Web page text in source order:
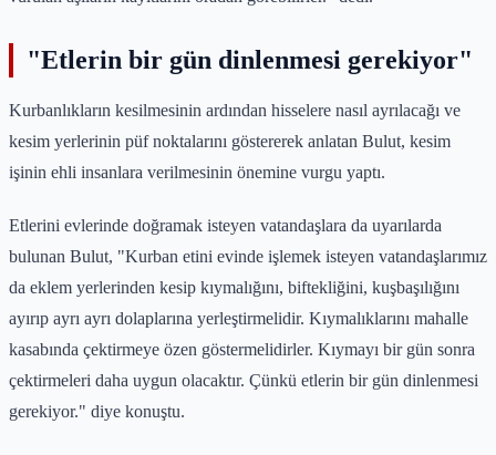
"Etlerin bir gün dinlenmesi gerekiyor"
Kurbanlıkların kesilmesinin ardından hisselere nasıl ayrılacağı ve
kesim yerlerinin püf noktalarını göstererek anlatan Bulut, kesim
işinin ehli insanlara verilmesinin önemine vurgu yaptı.
Etlerini evlerinde doğramak isteyen vatandaşlara da uyarılarda
bulunan Bulut, "Kurban etini evinde işlemek isteyen vatandaşlarımız
da eklem yerlerinden kesip kıymalığını, biftekliğini, kuşbaşılığını
ayırıp ayrı ayrı dolaplarına yerleştirmelidir. Kıymalıklarını mahalle
kasabında çektirmeye özen göstermelidirler. Kıymayı bir gün sonra
çektirmeleri daha uygun olacaktır. Çünkü etlerin bir gün dinlenmesi
gerekiyor." diye konuştu.